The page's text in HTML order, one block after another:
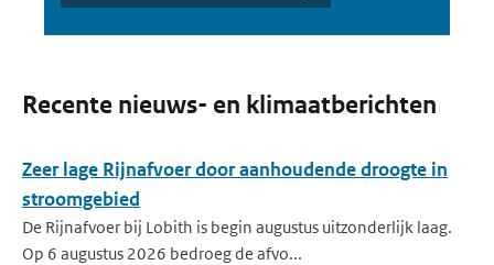
Recente nieuws- en klimaatberichten
Zeer lage Rijnafvoer door aanhoudende droogte in
stroomgebied
De Rijnafvoer bij Lobith is begin augustus uitzonderlijk laag.
Op 6 augustus 2026 bedroeg de afvo...